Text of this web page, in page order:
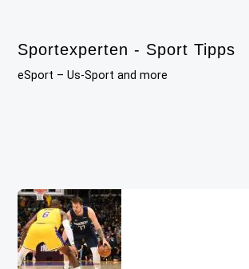
content
Sportexperten - Sport Tipps
eSport – Us-Sport and more